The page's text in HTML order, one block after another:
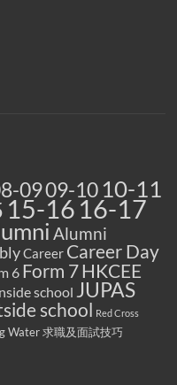
0909-10 10-11
15-16 16-17
Alumni
Career Career Day
6 Form 7HKCEE
school JUPAS
school
Red Cross
Water 求職及面試技巧